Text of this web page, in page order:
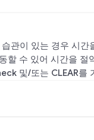
관이 있는 경우 시
할 수 있어 시간을
및/또는 CLEAR를